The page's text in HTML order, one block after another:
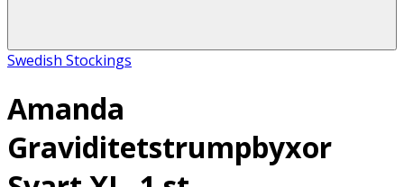
Swedish Stockings
Amanda
Graviditetstrumpbyxor